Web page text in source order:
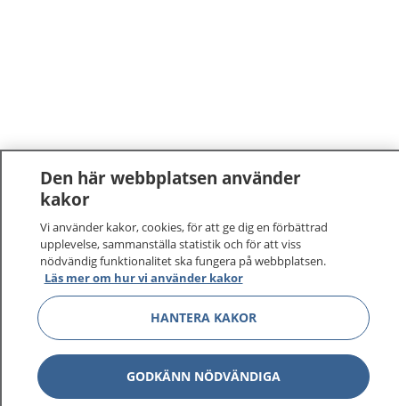
1177 tryggt om din hälsa och vård
Den här webbplatsen använder
kakor
Vi använder kakor, cookies, för att ge dig en förbättrad
upplevelse, sammanställa statistik och för att viss
nödvändig funktionalitet ska fungera på webbplatsen.
Läs mer om hur vi använder kakor
HANTERA KAKOR
GODKÄNN NÖDVÄNDIGA